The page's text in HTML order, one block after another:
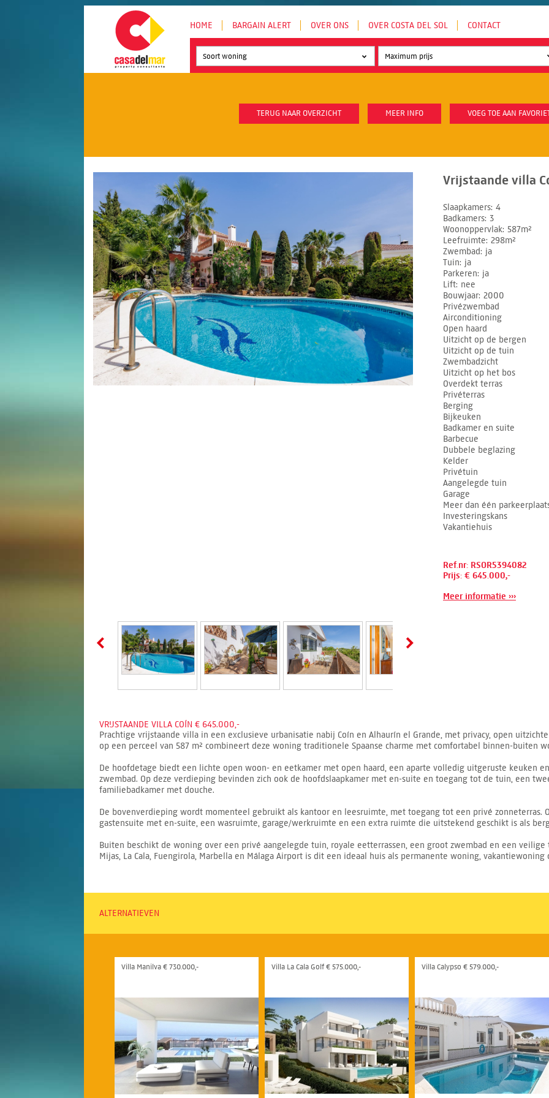
HOME BARGAIN ALERT OVER ONS OVER COSTA DEL SOL CONTACT
Soort woning
TERUG NAAR OVERZICHT MEER INFO VOEG TOE AAN
Vrijstaande villa
Slaapkamers 4
Badkamers 3
Woonoppervlak 587m²
Leefruimte 298m²
Zwembad
ja
Tuin ja
Parkeren ja
Lift nee
Bouwjaar 2000
Privézwembad
Airconditioning
Open haard
Uitzicht op de bergen
Uitzicht op de tuin
Zwembadzicht
Uitzicht op het bos
Overdekt terras
Privéterras
Berging
Bijkeuken
Badkamer en suite
Barbecue
Dubbele beglazing
Kelder
Privétuin
Aangelegde tuin
Garage
Meer dan één
Investeringskans
Vakantiehuis
Ref.nr: RSOR5394082
Prijs: € 645.000,-
Meer informatie ›››
VRIJSTAANDE VILLA COÍN € 645.000,-
Prachtige vrijstaande villa in een exclusieve urbanisatie nabij Coín en Alhaurín el Grande, met privacy, open
op een perceel van 587 m² combineert deze woning traditionele Spaanse charme met comfortabel binnen-buiten
De hoofdetage biedt een lichte open woon- en eetkamer met open haard, een aparte volledig uitgeruste keuken
zwembad. Op deze verdieping bevinden zich ook de hoofdslaapkamer met en-suite en toegang tot de tuin, een
familiebadkamer met douche.
De bovenverdieping wordt momenteel gebruikt als kantoor en leesruimte, met toegang tot een privé zonneterras.
gastensuite met en-suite, een wasruimte, garage/werkruimte en een extra ruimte die uitstekend geschikt is als
Buiten beschikt de woning over een privé aangelegde tuin, royale eetterrassen, een groot zwembad en een
Mijas, La Cala, Fuengirola, Marbella en Málaga Airport is dit een ideaal huis als permanente woning,
ALTERNATIEVEN
Villa Manilva € 730.000,- Villa La Cala Golf € 575.000,- Villa Calypso € 579.000,-